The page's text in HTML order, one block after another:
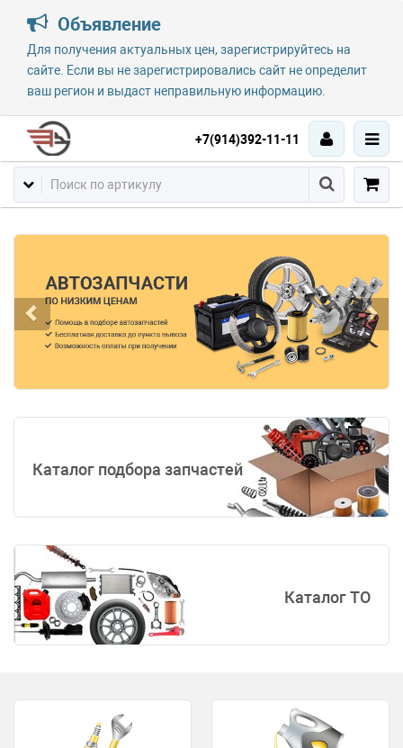
Объявление
Для получения актуальных цен, зарегистрируйтесь на
сайте. Если вы не зарегистрировались сайт не определит
ваш регион и выдаст неправильную информацию.
+7(914)392-11-11
Каталог подбора запчастей
Каталог ТО